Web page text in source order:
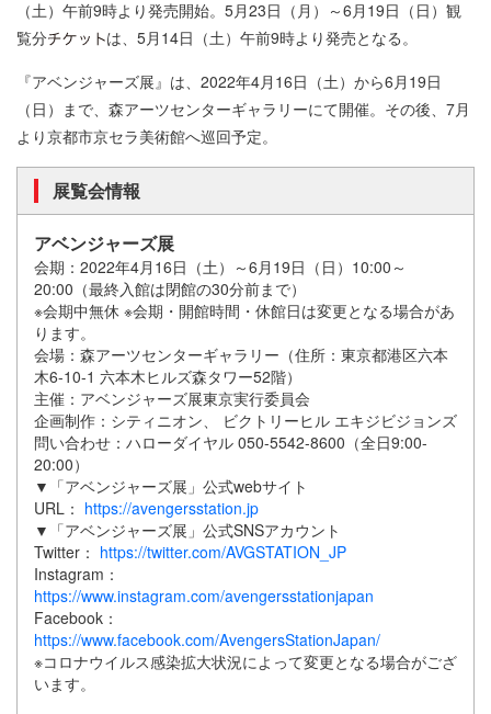
（土）午前9時より発売開始。5月23日（月）～6月19日（日）観
覧分
は、5月14日（土）午前9時より発売となる。
『アベンジャーズ展』は、2022年4月16日（土）から6月19日
（日）まで、森アーツセンターギャラリーにて開催。その後、7月
より京都市京セラ美術館へ巡回予定。
展覧会情報
アベンジャーズ展
会期：2022年4月16日（土）～6月19日（日）10:00～
20:00（最終入館は閉館の30分前まで）
※会期中無休 ※会期・開館時間・休館日は変更となる場合があ
ります。
会場：森アーツセンターギャラリー（住所：東京都港区六本
木6-10-1 六本木ヒルズ森タワー52階）
主催：アベンジャーズ展東京実行委員会
企画制作：シティニオン、 ビクトリーヒル エキジビジョンズ
問い合わせ：ハローダイヤル 050-5542-8600（全日9:00-
20:00）
▼「アベンジャーズ展」公式webサイト
URL： https://avengersstation.jp
▼「アベンジャーズ展」公式SNSアカウント
Twitter： https://twitter.com/AVGSTATION_JP
Instagram：
https://www.instagram.com/avengersstationjapan
Facebook：
https://www.facebook.com/AvengersStationJapan/
※コロナウイルス感染拡大状況によって変更となる場合がござ
います。